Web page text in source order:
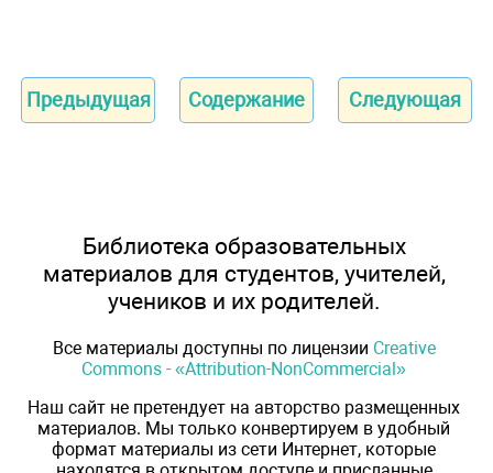
Предыдущая Содержание Следующая
Библиотека образовательных
материалов для студентов, учителей,
учеников и их родителей.
Все материалы доступны по лицензии Creative
Commons - «Attribution-NonCommercial»
Наш сайт не претендует на авторство размещенных
материалов. Мы только конвертируем в удобный
формат материалы из сети Интернет, которые